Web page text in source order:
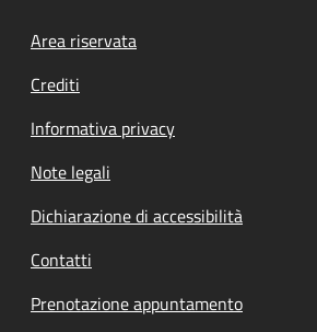
Footer menu
Area riservata
Crediti
Informativa privacy
Note legali
Dichiarazione di accessibilità
Contatti
Prenotazione appuntamento